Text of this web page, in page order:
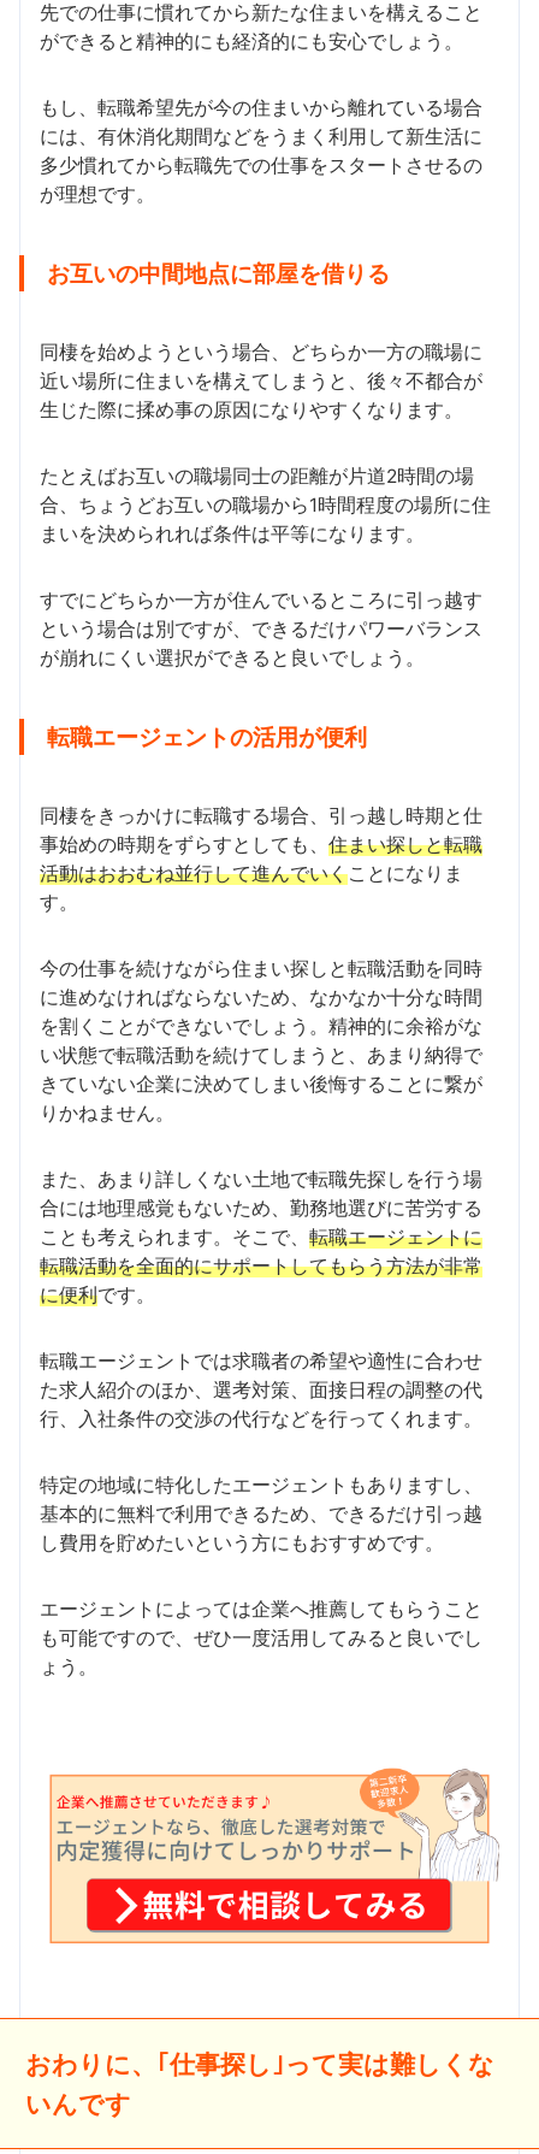
先での仕事に慣れてから新たな住まいを構えること
ができると精神的にも経済的にも安心でしょう。
もし、転職希望先が今の住まいから離れている場合
には、有休消化期間などをうまく利用して新生活に
多少慣れてから転職先での仕事をスタートさせるの
が理想です。
お互いの中間地点に部屋を借りる
同棲を始めようという場合、どちらか一方の職場に
近い場所に住まいを構えてしまうと、後々不都合が
生じた際に揉め事の原因になりやすくなります。
たとえばお互いの職場同士の距離が片道2時間の場
合、ちょうどお互いの職場から1時間程度の場所に住
まいを決められれば条件は平等になります。
すでにどちらか一方が住んでいるところに引っ越す
という場合は別ですが、できるだけパワーバランス
が崩れにくい選択ができると良いでしょう。
転職エージェントの活用が便利
同棲をきっかけに転職する場合、引っ越し時期と仕
事始めの時期をずらすとしても、 住まい探しと転職
活動はおおむね並行して進んでいくことになりま
す。
今の仕事を続けながら住まい探しと転職活動を同時
に進めなければならないため、なかなか十分な時間
を割くことができないでしょう。精神的に余裕がな
い状態で転職活動を続けてしまうと、あまり納得で
きていない企業に決めてしまい後悔することに繋が
りかねません。
また、あまり詳しくない土地で転職先探しを行う場
合には地理感覚もないため、勤務地選びに苦労する
ことも考えられます。そこで、 転職エージェントに
転職活動を全面的にサポートしてもらう方法が非常
に便利です。
転職エージェントでは求職者の希望や適性に合わせ
た求人紹介のほか、選考対策、面接日程の調整の代
行、入社条件の交渉の代行などを行ってくれます。
特定の地域に特化したエージェントもありますし、
基本的に無料で利用できるため、できるだけ引っ越
し費用を貯めたいという方にもおすすめです。
エージェントによっては企業へ推薦してもらうこと
も可能ですので、ぜひ一度活用してみると良いでし
ょう。
おわりに、｢仕事探し｣って実は難しくな
いんです